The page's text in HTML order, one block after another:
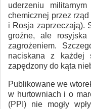
uderzeniu
chemicznej przez
i Rosja zaprzeczają).
groźne, ale
zagrożeniem.
naciskana z każdej
zapędzony do kąta
Publikowane we
w hurtowniach i o
(PPI) nie mogły